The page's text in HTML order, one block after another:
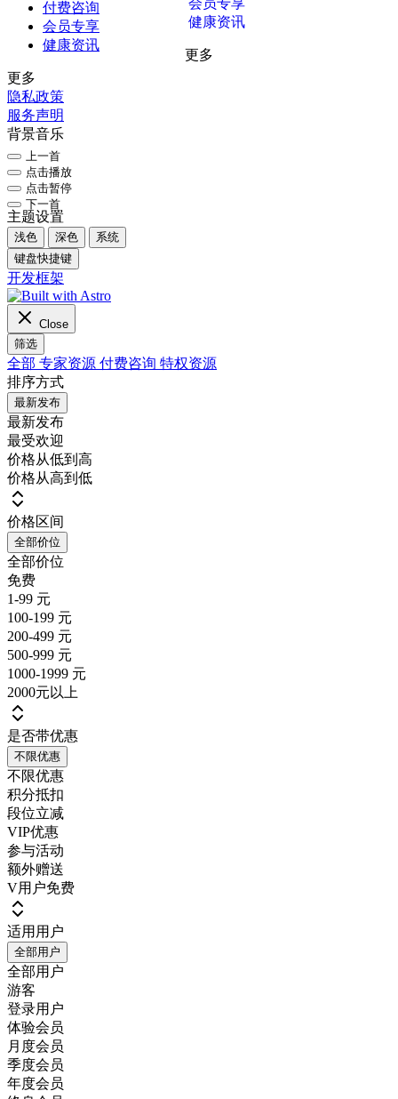
付费咨询
会员专享
健康资讯
健康资讯
更多
更多
隐私政策
服务声明
背景音乐
上一首
点击播放
点击暂停
下一首
主题设置
浅色 深色
系统
键盘快捷键
开发框架
Close
筛选
全部 专家资源 付费咨询 特权资源
排序方式
最新发布
最新发布
最受欢迎
价格从低到高
价格从高到低
价格区间
全部价位
全部价位
免费
1-99 元
100-199 元
200-499 元
500-999 元
1000-1999 元
2000元以上
是否带优惠
不限优惠
不限优惠
积分抵扣
段位立减
VIP优惠
参与活动
额外赠送
V用户免费
适用用户
全部用户
全部用户
游客
登录用户
体验会员
月度会员
季度会员
年度会员